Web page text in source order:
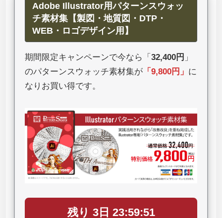
Adobe Illustrator用パターンスウォッ
チ素材集【製図・地質図・DTP・
WEB・ロゴデザイン用】
期間限定キャンペーンで今なら「 32,400円 」
のパターンスウォッチ素材集が 「 9,800円 」 に
なりお買い得です。
残り 3日 23:59:50